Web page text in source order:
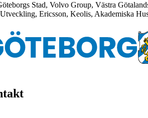
Stad, Volvo Group, Västra
Ericsson, Keolis, Akademiska